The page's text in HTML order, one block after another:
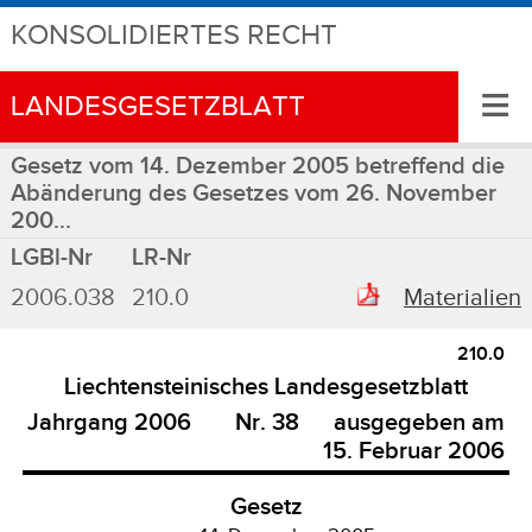
KONSOLIDIERTES RECHT
LANDESGESETZBLATT ≡
Gesetz vom 14. Dezember 2005 betreffend die
Abänderung des Gesetzes vom 26. November
200...
LGBl-Nr
LR-Nr
2006.038
210.0 Materialien